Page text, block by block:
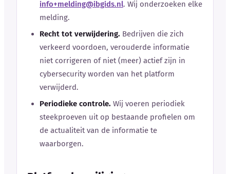
info+melding@ibgids.nl. Wij onderzoeken elke
melding.
Recht tot verwijdering. Bedrijven die zich
verkeerd voordoen, verouderde informatie
niet corrigeren of niet (meer) actief zijn in
cybersecurity worden van het platform
verwijderd.
Periodieke controle. Wij voeren periodiek
steekproeven uit op bestaande profielen om
de actualiteit van de informatie te
waarborgen.